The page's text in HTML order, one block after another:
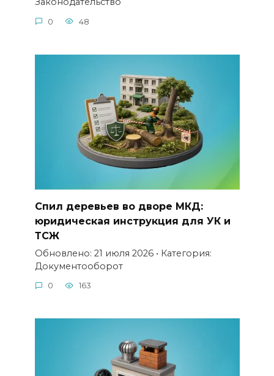
0 48
Спил деревьев во дворе МКД:
юридическая инструкция для УК и
ТСЖ
Обновлено: 21 июля 2026 • Категория:
Документооборот
0 163